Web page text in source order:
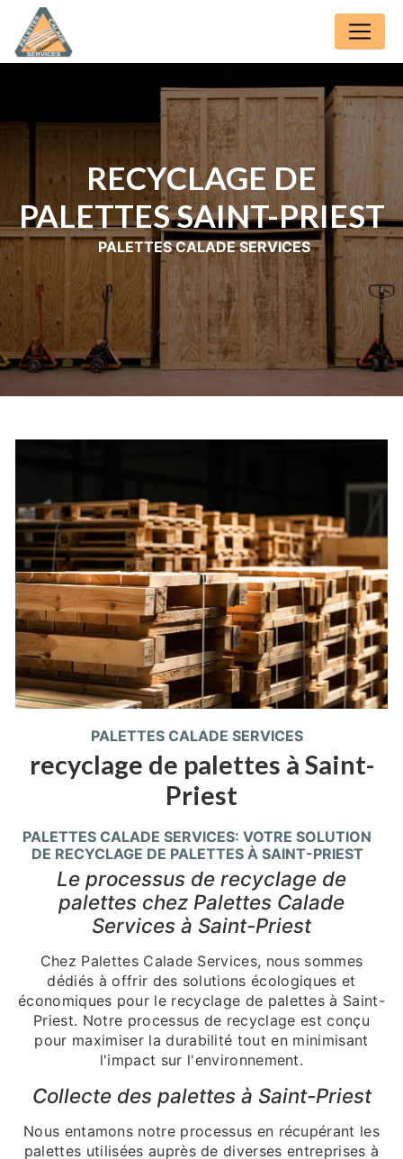
RECYCLAGE DE
PALETTES SAINT-PRIEST
PALETTES CALADE SERVICES
PALETTES CALADE SERVICES
recyclage de palettes à Saint-
Priest
PALETTES CALADE SERVICES: VOTRE SOLUTION
DE RECYCLAGE DE PALETTES À SAINT-PRIEST
Le processus de recyclage de
palettes chez Palettes Calade
Services à Saint-Priest
Chez Palettes Calade Services, nous sommes
dédiés à offrir des solutions écologiques et
économiques pour le recyclage de palettes à Saint-
Priest. Notre processus de recyclage est conçu
pour maximiser la durabilité tout en minimisant
l'impact sur l'environnement.
Collecte des palettes à Saint-Priest
Nous entamons notre processus en récupérant les
palettes utilisées auprès de diverses entreprises à
Panneau de gestion des cookies